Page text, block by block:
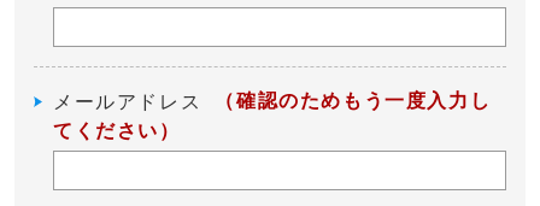
メールアドレス
（確認のためもう一度入力し
てください）